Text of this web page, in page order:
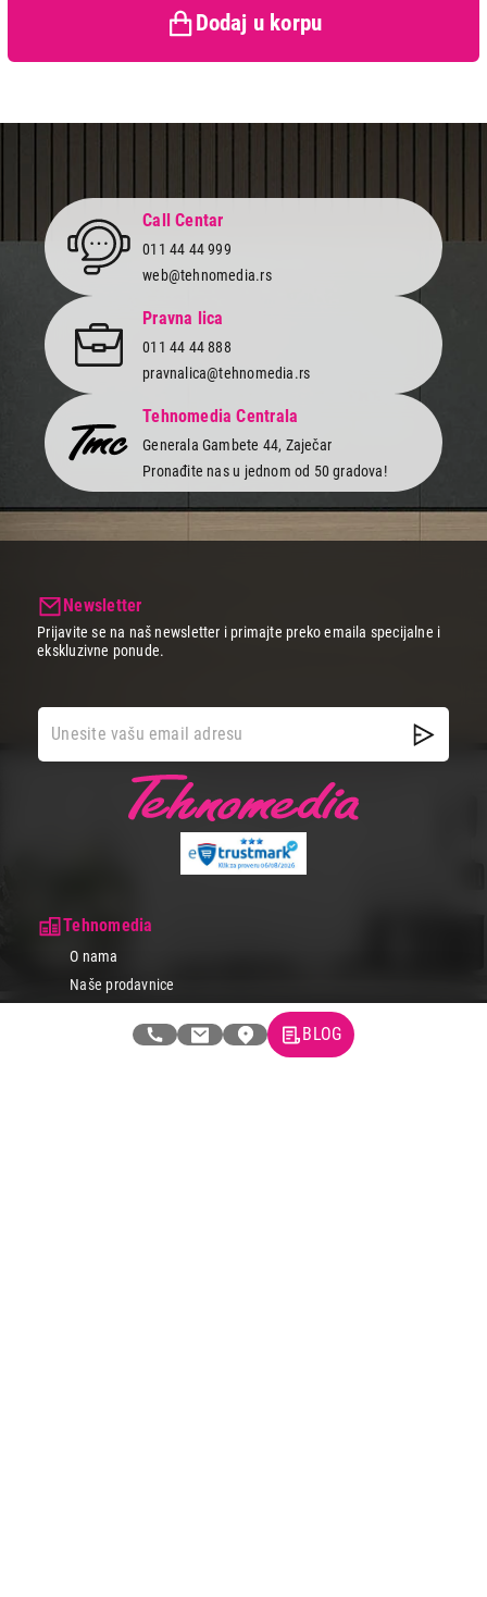
zaštiti potrošača
Dodaj u korpu
Call Centar
011 44 44 999
web@tehnomedia.rs
Pravna lica
011 44 44 888
pravnalica@tehnomedia.rs
Tehnomedia Centrala
Generala Gambete 44, Zaječar
Pronađite nas u jednom od 50 gradova!
Tehnomedia
O nama
Naše prodavnice
Pravna lica
Newsletter
Prijavite se na naš newsletter i primajte preko emaila specijalne i
ekskluzivne ponude.
BLOG